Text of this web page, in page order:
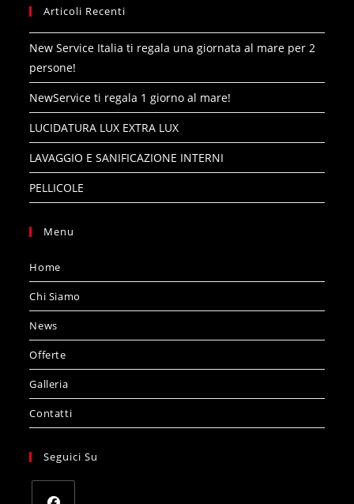
Articoli Recenti
New Service Italia ti regala una giornata al mare per 2
persone!
NewService ti regala 1 giorno al mare!
LUCIDATURA LUX EXTRA LUX
LAVAGGIO E SANIFICAZIONE INTERNI
PELLICOLE
Menu
Home
Chi Siamo
News
Offerte
Galleria
Contatti
Seguici Su